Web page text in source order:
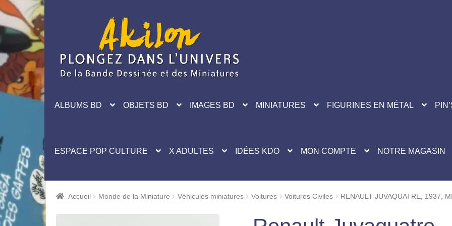
navigation
ALBUMS BD OBJETS BD IMAGES BD MINIATURES FIGURINES EN MÉTAL
ESPACE POP CULTURE X ADULTES IDÉES KDO MON COMPTE NOTRE MAGASIN
Accueil Monde de la Miniature Véhicules miniatures Voitures Voitures Civiles RENAULT JUVAQUATRE, 1937,